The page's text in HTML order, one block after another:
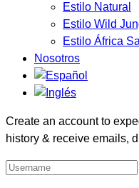
Estilo Natural
Estilo Wild
Estilo África
Nosotros
Create an account to
history & receive emails,